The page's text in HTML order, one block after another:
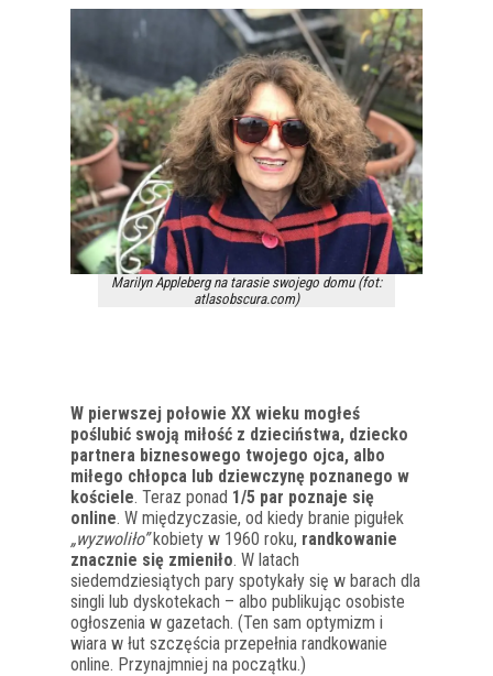
Marilyn Appleberg na tarasie swojego domu (fot:
atlasobscura.com)
W pierwszej połowie XX wieku mogłeś
poślubić swoją miłość z dzieciństwa, dziecko
partnera biznesowego twojego ojca, albo
miłego chłopca lub dziewczynę poznanego w
kościele. Teraz ponad 1/5 par poznaje się
online. W międzyczasie, od kiedy branie pigułek
„wyzwoliło”kobiety w 1960 roku, randkowanie
znacznie się zmieniło. W latach
siedemdziesiątych pary spotykały się w barach dla
singli lub dyskotekach – albo publikując osobiste
ogłoszenia w gazetach. (Ten sam optymizm i
wiara w łut szczęścia przepełnia randkowanie
online. Przynajmniej na początku.)